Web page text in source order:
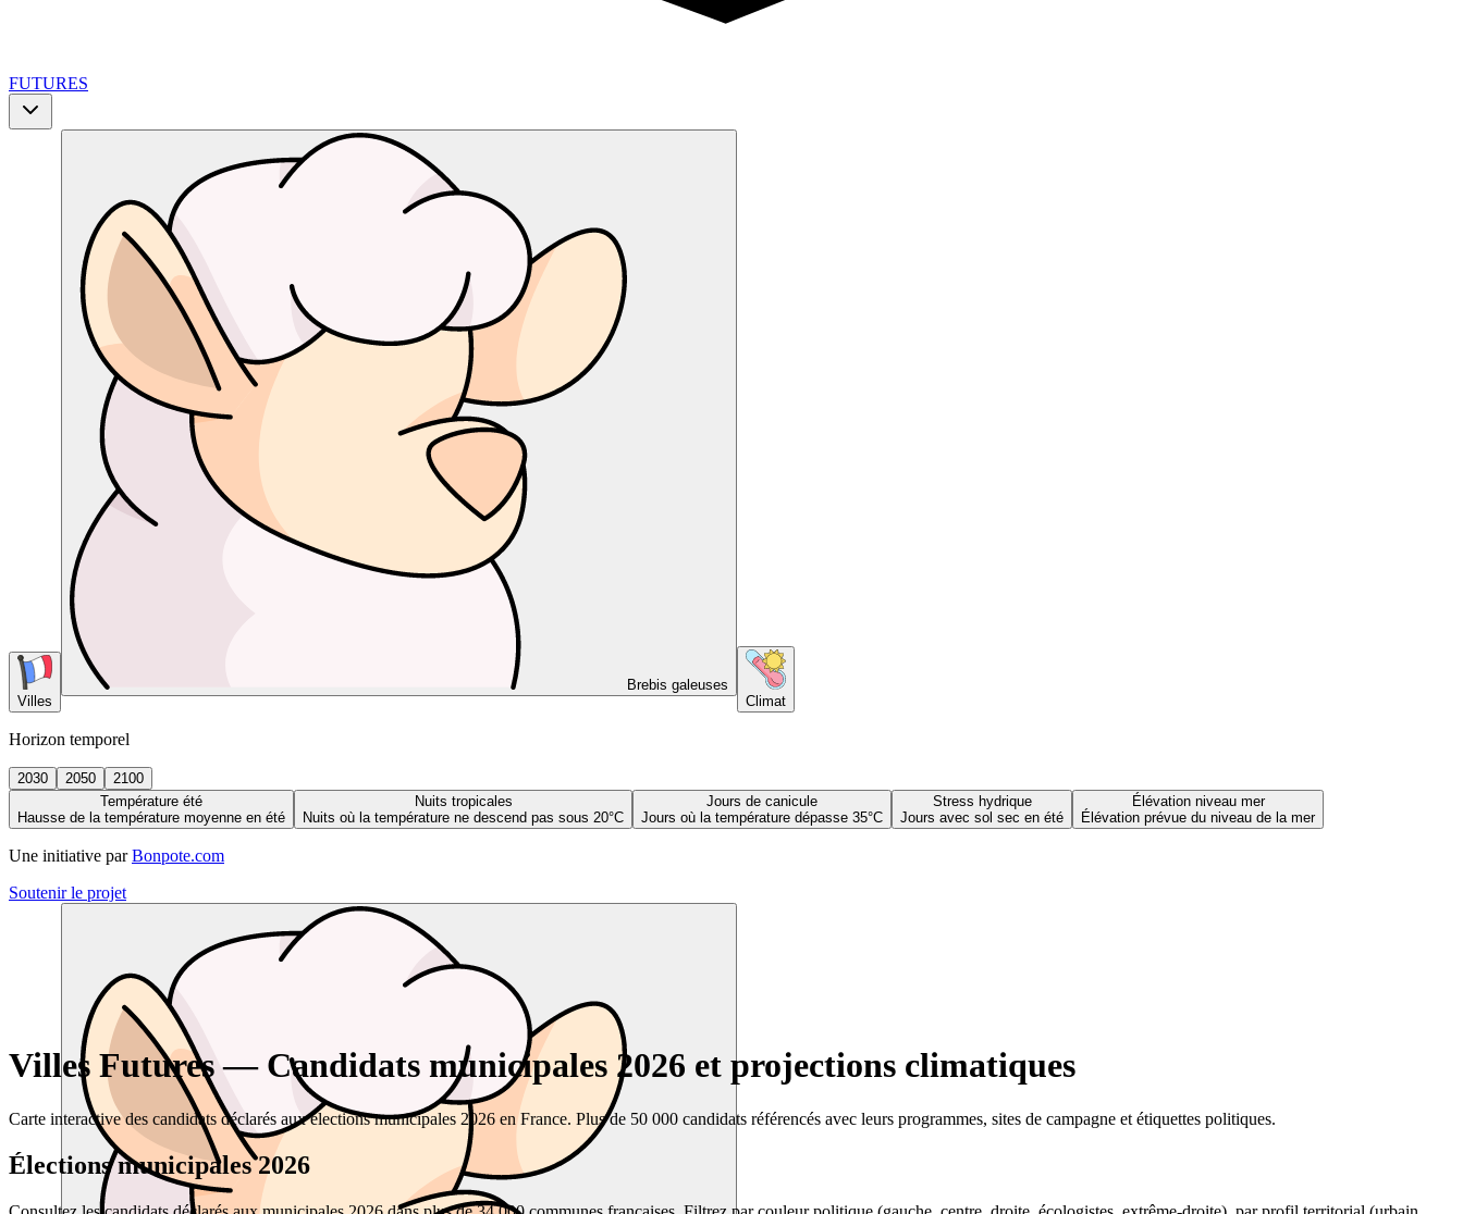
FUTURES
Villes
Brebis galeuses
Climat
Horizon temporel
2030 2050
2100
Température été
Hausse de la température moyenne en été
Nuits tropicales
Nuits où la température ne descend pas sous 20°C
Jours de canicule
Jours où la température dépasse 35°C
Stress hydrique
Jours avec sol sec en été
Élévation niveau mer
Élévation prévue du niveau de la mer
Une initiative par Bonpote.com
Soutenir le projet
Villes Futures — Candidats municipales 2026 et projections climatiques
Carte interactive des candidats déclarés aux élections municipales 2026 en France. Plus de 50 000 candidats référencés avec leurs programmes, sites de campagne et étiquettes politiques.
Élections municipales 2026